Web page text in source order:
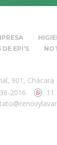
EPI’S
901,
2016
11